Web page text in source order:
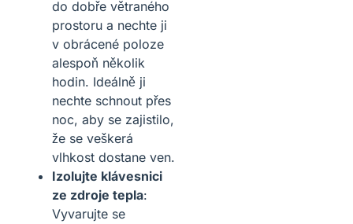
do dobře větraného
prostoru a nechte ji
v obrácené poloze
alespoň několik
hodin. Ideálně ji
nechte schnout přes
noc, aby se zajistilo,
že se veškerá
vlhkost dostane ven.
Izolujte klávesnici
ze zdroje tepla:
Vyvarujte se